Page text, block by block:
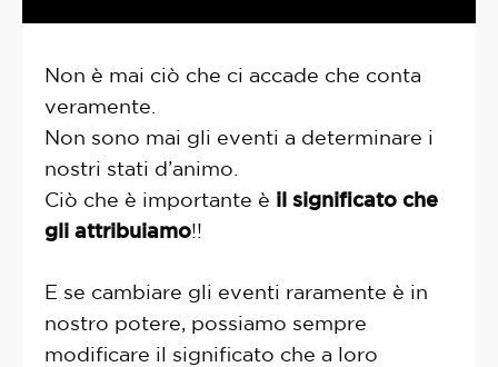
Non è mai ciò che ci accade che conta
veramente.
Non sono mai gli eventi a determinare i
nostri stati d’animo.
Ciò che è importante è il significato che
gli attribuiamo!!
E se cambiare gli eventi raramente è in
nostro potere, possiamo sempre
modificare il significato che a loro